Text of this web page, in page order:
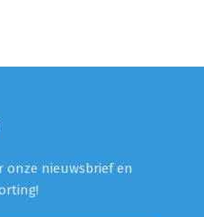
onze nieuwsbrief en